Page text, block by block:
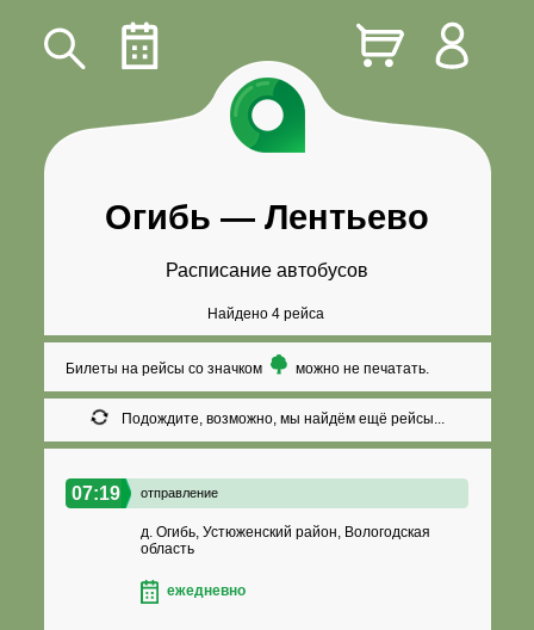
Огибь — Лентьево
Расписание автобусов
Найдено 4 рейса
Билеты на рейсы со значком можно не печатать.
Подождите, возможно, мы найдём ещё рейсы...
07:19 отправление
д. Огибь, Устюженский район, Вологодская
область
ежедневно